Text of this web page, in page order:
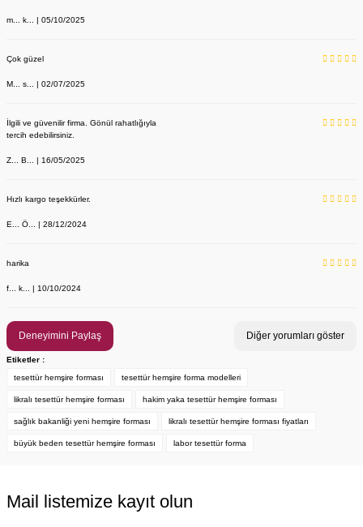
YENİ ÜRÜN
Labor Medikal Tekstil
199,00 TL
m... k... | 05/10/2025
Çok güzel
M... s... | 02/07/2025
İlgili ve güvenilir firma. Gönül rahatlığıyla
tercih edebilirsiniz.
Z... B... | 16/05/2025
Hızlı kargo teşekkürler.
E... Ö... | 28/12/2024
harika
f... k... | 10/10/2024
Deneyimini Paylaş Diğer yorumları göster
Etiketler :
tesettür hemşire forması
tesettür hemşire forma modelleri
likralı tesettür hemşire forması hakim yaka tesettür hemşire forması
sağlık bakanliği yeni hemşire forması likralı tesettür hemşire forması fiyatları
büyük beden tesettür hemşire forması labor tesettür forma
Mail listemize kayıt olun